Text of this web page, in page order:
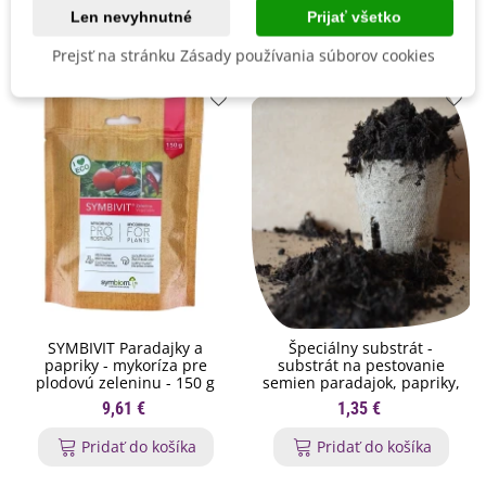
Mohli byste ešte potrebovať
SYMBIVIT Paradajky a
papriky - mykoríza pre
plodovú zeleninu - 150 g
9,61 €
Pridať do košíka
Špeciálny substrát -
substrát na pestovanie
semien paradajok, papriky,
chilli - 200 g
1,35 €
Pridať do košíka
Len nevyhnutné Prijať všetko
Prejsť na stránku Zásady používania súborov cookies